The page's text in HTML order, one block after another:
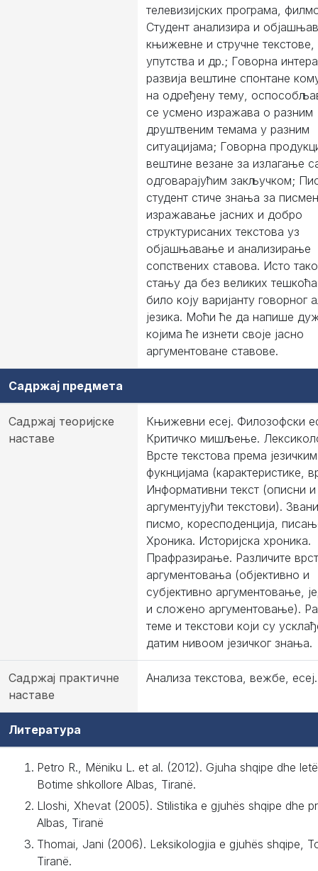
телевизијских програма,
Студент анализира и
књижевне и стручне текстове,
упутства и др.; Говорна
развија вештине спонтанe
на одређену тему,
се усмено изражава о разним
друштвеним темама у разним
ситуацијама; Говорна
вештине везане за излагање
одговарајућим закључком;
студент стиче знања за
изражавање јасних и добро
структурисаних текстова уз
објашњавање и анализирање
сопствених ставова. Исто
стању да без великих
било коју варијанту говорног
језика. Моћи ће да напише
којима ће изнети своје јасно
аргументоване ставове.
Садржај предмета
Садржај теоријске
наставе
Књижевни есеј. Филозофски
Критичко мишљење.
Врсте текстова према језичким
фукнцијама (карактеристике,
Информативни текст (описни и
аргументујући текстови).
писмо, коресподенција,
Хроника. Историјска хроника.
Прафразирање. Различите
аргументовања (објективно и
субјективно аргументовање,
и сложено аргументовање).
теме и текстови који су
датим нивоом језичког знања.
Садржај практичне
наставе
Анализа текстова, вежбе, есеј.
Литература
Petro R., Mëniku L. et al. (2012). Gjuha shqipe dhe
Botime shkollore Albas, Tiranë.
Lloshi, Xhevat (2005). Stilistika e gjuhës shqipe dhe
Albas, Tiranë
Thomai, Jani (2006). Leksikologjia e gjuhës shqipe,
Tiranë.